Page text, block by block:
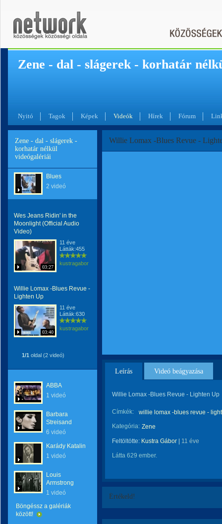
Zene - dal - slágerek - korhatár
Nyitó Tagok Képek Videók Hírek Fórum
Zene - dal - slágerek -
korhatár nélkül
videógalériái
Blues
2 videó
Wes Jeans Ridin' in the
Moonlight (Official Audio
Video)
03:27
11 éve
Látták:455
kustragabor
Willie Lomax -Blues Revue -
Lighten Up
03:40
11 éve
Látták:630
kustragabor
1/1 oldal (2 videó)
ABBA
1 videó
Barbara
Streisand
6 videó
Karády Katalin
1 videó
Louis
Armstrong
1 videó
Böngéssz a galériák
között!
Willie Lomax -Blues Revue -
Leírás Videó beágyazása
Willie Lomax -Blues Revue - Lighten Up
Címkék:
willie lomax -blues revue -
Kategória: Zene
Feltöltötte: Kustra Gábor 11 éve
Látta 629 ember.
Értékeld!